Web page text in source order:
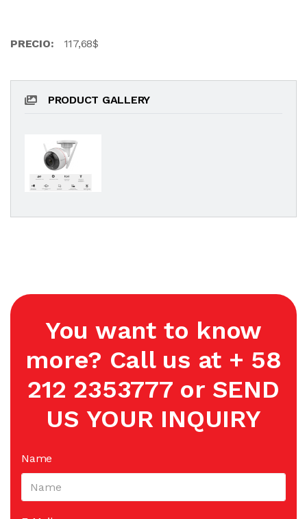
PRECIO: 117,68$
PRODUCT GALLERY
You want to know
more? Call us at + 58
212 2353777 or SEND
US YOUR INQUIRY
Name